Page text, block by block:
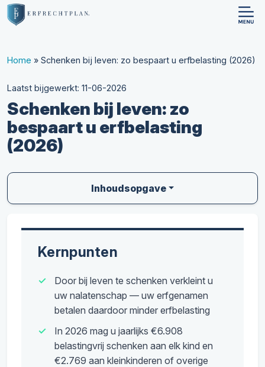
Home » Schenken bij leven: zo bespaart u erfbelasting (2026)
Laatst bijgewerkt: 11-06-2026
Schenken bij leven: zo
bespaart u erfbelasting
(2026)
Inhoudsopgave
Kernpunten
Door bij leven te schenken verkleint u
uw nalatenschap — uw erfgenamen
betalen daardoor minder erfbelasting
In 2026 mag u jaarlijks €6.908
belastingvrij schenken aan elk kind en
€2.769 aan kleinkinderen of overige